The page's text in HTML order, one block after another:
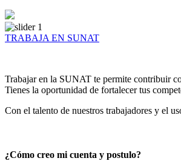
TRABAJA EN SUNAT
Trabajar en la SUNAT te permite contribuir
Tienes la oportunidad de fortalecer tus
Con el talento de nuestros trabajadores y el
¿Cómo creo mi cuenta y postulo?